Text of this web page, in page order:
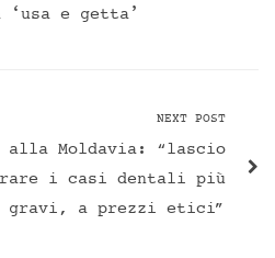
e getta’
NEXT POST
alla Moldavia: “lascio
i casi dentali più
gravi, a prezzi etici”